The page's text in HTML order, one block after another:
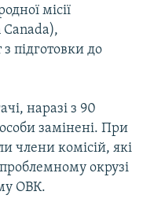
місії
Canada),
підготовки до
наразі з 90
замінені. При
члени комісій, які
окрузі
ОВК.